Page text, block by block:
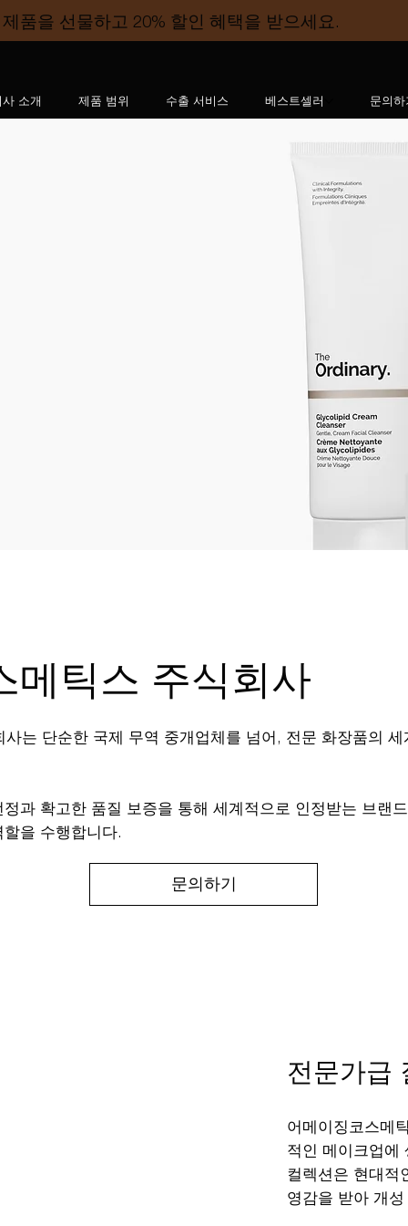
품을 선물하고 20% 할인 혜택을 받으세요.
사 소개 제품 범위 수출 서비스 베스트셀러 문의하
메틱스 주식회사
사는 단순한 국제 무역 중개업체를 넘어, 전문 화장품의
과 확고한 품질 보증을 통해 세계적으로 인정받는 브랜
을 수행합니다.
문의하기
전문가급
어메이징코스메
적인 메이크업에
컬렉션은 현대적
영감을 받아 개